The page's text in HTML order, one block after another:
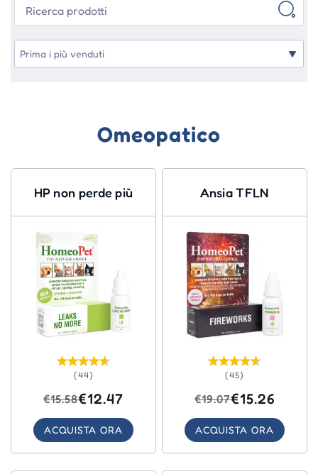
Omeopatico
HP non perde più
(44)
€15.58€12.47
ACQUISTA ORA
Ansia TFLN
(45)
€19.07€15.26
ACQUISTA ORA